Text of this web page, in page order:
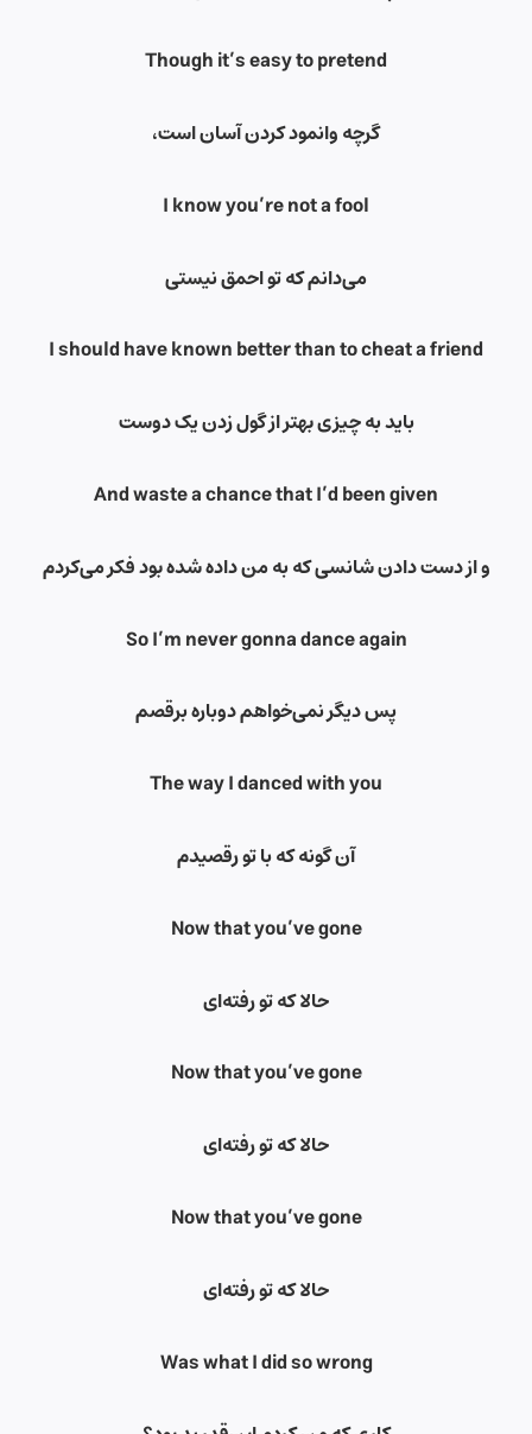
Though it’s easy to pretend
گرچه وانمود کردن آسان است،
I know you’re not a fool
می‌دانم که تو احمق نیستی
I should have known better than to cheat a friend
باید به چیزی بهتر از گول زدن یک دوست
And waste a chance that I’d been given
و از دست دادن شانسی که به من داده شده بود فکر می‌کردم
So I’m never gonna dance again
پس دیگر نمی‌خواهم دوباره برقصم
The way I danced with you
آن گونه که با تو رقصیدم
Now that you’ve gone
حالا که تو رفته‌ای
Now that you’ve gone
حالا که تو رفته‌ای
Now that you’ve gone
حالا که تو رفته‌ای
Was what I did so wrong